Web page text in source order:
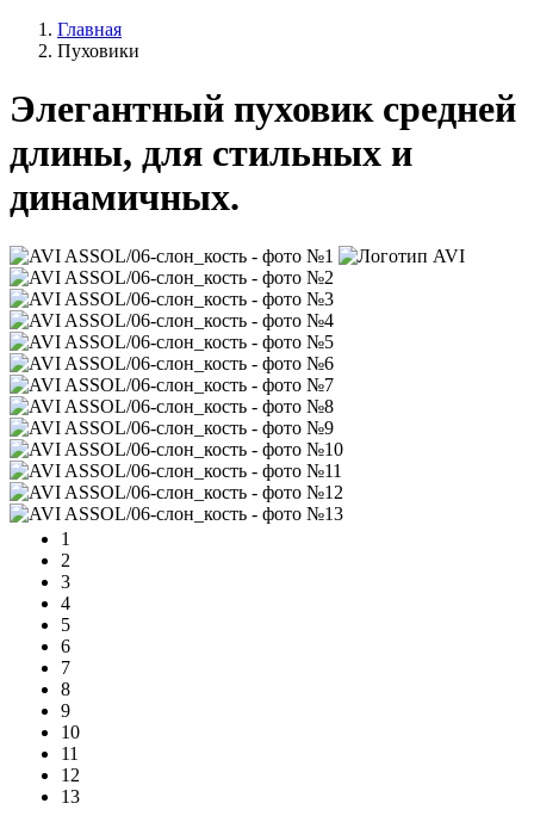
Главная
Пуховики
Элегантный пуховик средней
длины, для стильных и
динамичных.
1
2
3
4
5
6
7
8
9
10
11
12
13